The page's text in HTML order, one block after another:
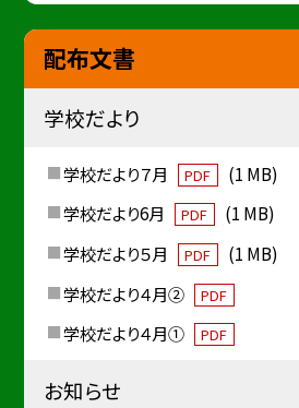
配布文書
学校だより
学校だより７月 PDF
(1 MB)
学校だより6月
PDF
(1 MB)
学校だより５月
PDF
(1 MB)
学校だより４月②
PDF
学校だより４月① PDF
お知らせ